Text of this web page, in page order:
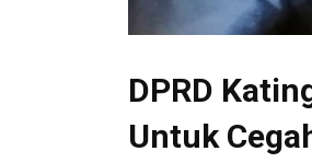
DPRD
Untuk